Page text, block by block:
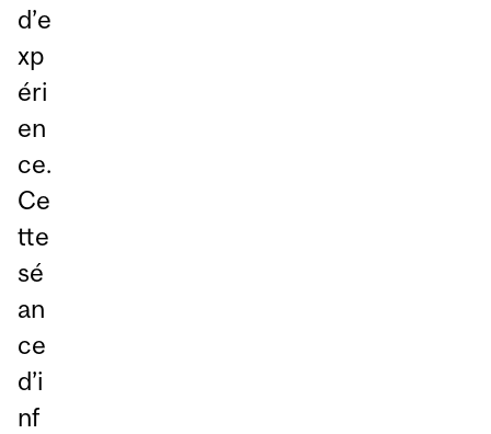
d’e
xp
éri
en
ce.
Ce
tte
sé
an
ce
d’i
nf